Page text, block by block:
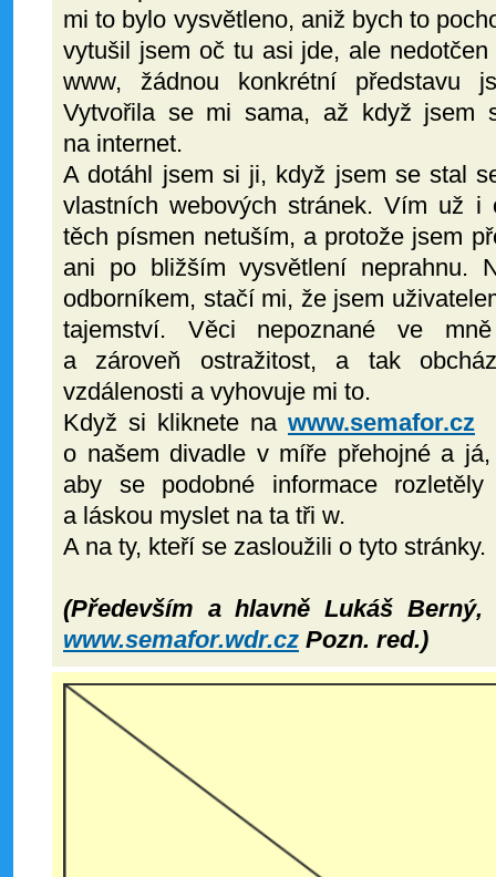
mi to bylo vysvětleno, aniž bych to
vytušil jsem oč tu asi jde, ale
www, žádnou konkrétní představu
Vytvořila se mi sama, až když jsem
na internet.
A dotáhl jsem si ji, když jsem se stal
vlastních webových stránek. Vím už i
těch písmen netuším, a protože jsem
ani po bližším vysvětlení neprahnu.
odborníkem, stačí mi, že jsem
tajemství. Věci nepoznané ve
a zároveň ostražitost, a tak
vzdálenosti a vyhovuje mi to.
Když si kliknete na www.semafor.cz
o našem divadle v míře přehojné a
aby se podobné informace
a láskou myslet na ta tři w.
A na ty, kteří se zasloužili o tyto stránky.
(Především a hlavně Lukáš
www.semafor.wdr.cz Pozn. red.)